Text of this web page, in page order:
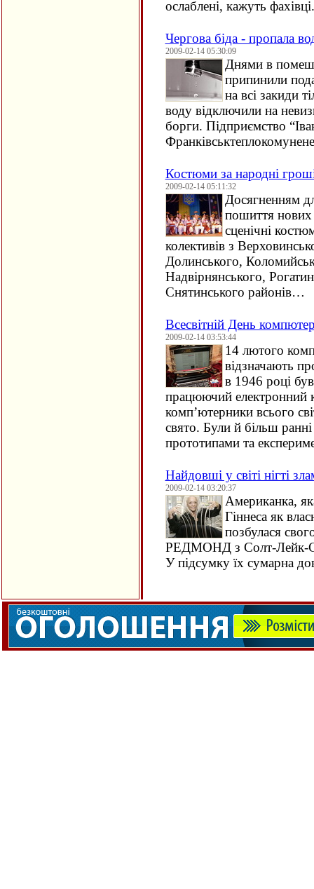
ослаблені, кажуть фахівці.
Чергова біда - пропала
2009-02-14 05:30:09
Днями в
припинили
на всі закиди
воду відключили на
борги. Підприємство
Костюми за народні
2009-02-14 05:11:32
Досягненням
пошиття нових
сценічні
колективів з
Долинського,
Надвірнянського,
Снятинського районів…
Всесвітній День
2009-02-14 03:53:44
14 лютого
відзначають
в 1946 році
працюючий електронний
комп’ютерники всього
свято. Були й більш
прототипами та
Найдовші у світі нігті
2009-02-14 03:20:37
Американка,
Гіннеса як
позбулася
РЕДМОНД з Солт-Лейк-
У підсумку їх сумарна